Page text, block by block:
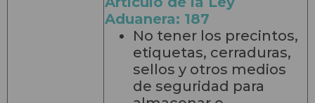
Aduanera: 187
No tener los precintos,
etiquetas, cerraduras,
sellos y otros medios
de seguridad para